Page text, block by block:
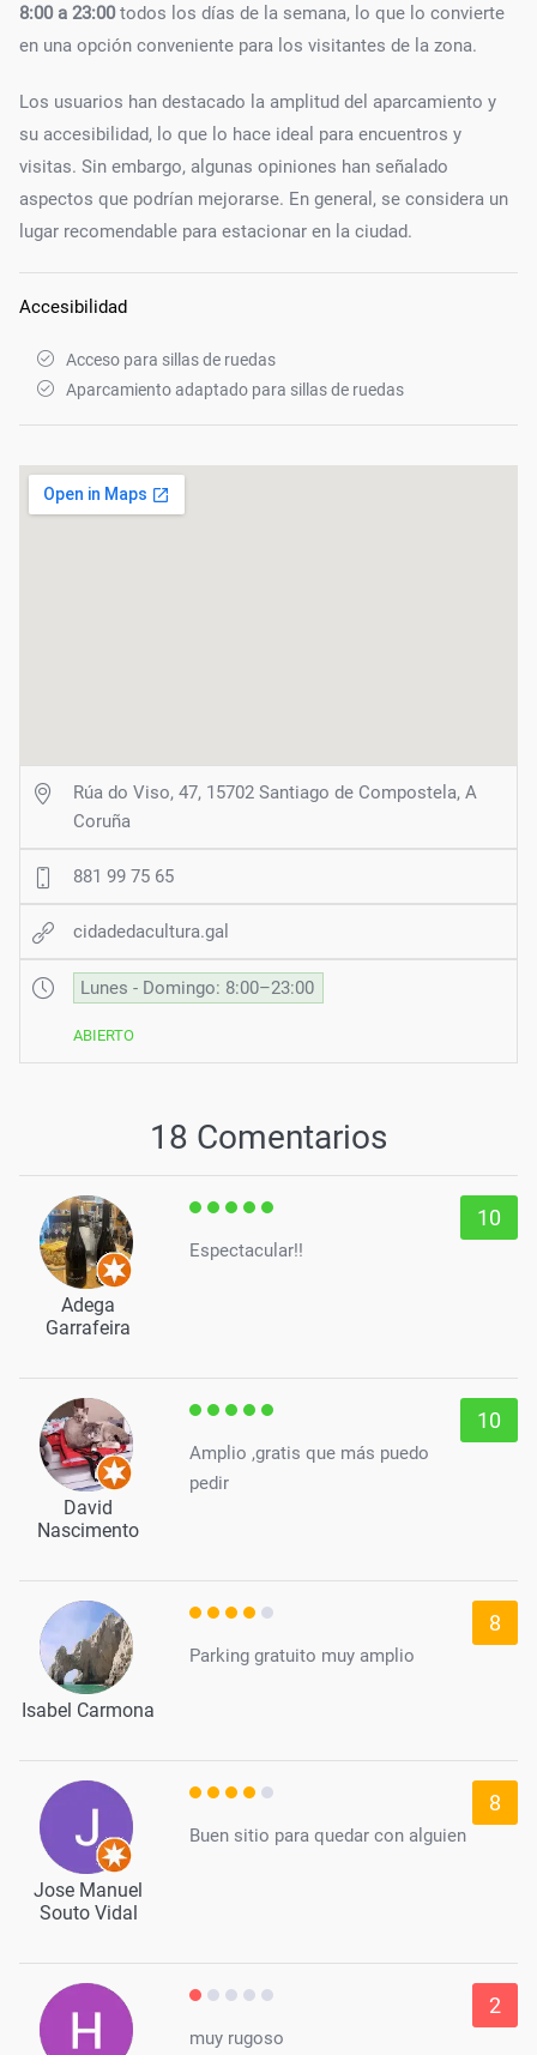
8:00 a 23:00todos los días de la semana, lo que lo convierte
en una opción conveniente para los visitantes de la zona.
Los usuarios han destacado la amplitud del aparcamiento y
su accesibilidad, lo que lo hace ideal para encuentros y
visitas. Sin embargo, algunas opiniones han señalado
aspectos que podrían mejorarse. En general, se considera un
lugar recomendable para estacionar en la ciudad.
Accesibilidad
Acceso para sillas de ruedas
Aparcamiento adaptado para sillas de ruedas
Rúa do Viso, 47, 15702 Santiago de Compostela, A
Coruña
881 99 75 65
cidadedacultura.gal
Lunes - Domingo: 8:00–23:00
ABIERTO
18 Comentarios
Adega
Garrafeira
10
Espectacular!!
David
Nascimento
10
Amplio ,gratis que más puedo
pedir
Isabel Carmona
8
Parking gratuito muy amplio
Jose Manuel
Souto Vidal
8
Buen sitio para quedar con alguien
2
muy rugoso